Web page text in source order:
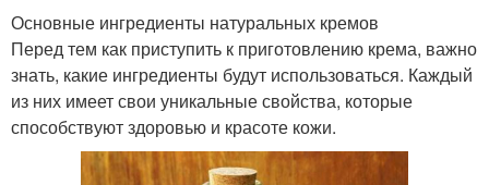
Основные ингредиенты натуральных кремов
Перед тем как приступить к приготовлению крема, важно
знать, какие ингредиенты будут использоваться. Каждый
из них имеет свои уникальные свойства, которые
способствуют здоровью и красоте кожи.